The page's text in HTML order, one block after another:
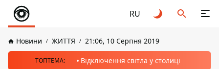
RU
Новини ЖИТТЯ 21:06, 10 Серпня 2019
ТОПТЕМА: Відключення світла у столиці